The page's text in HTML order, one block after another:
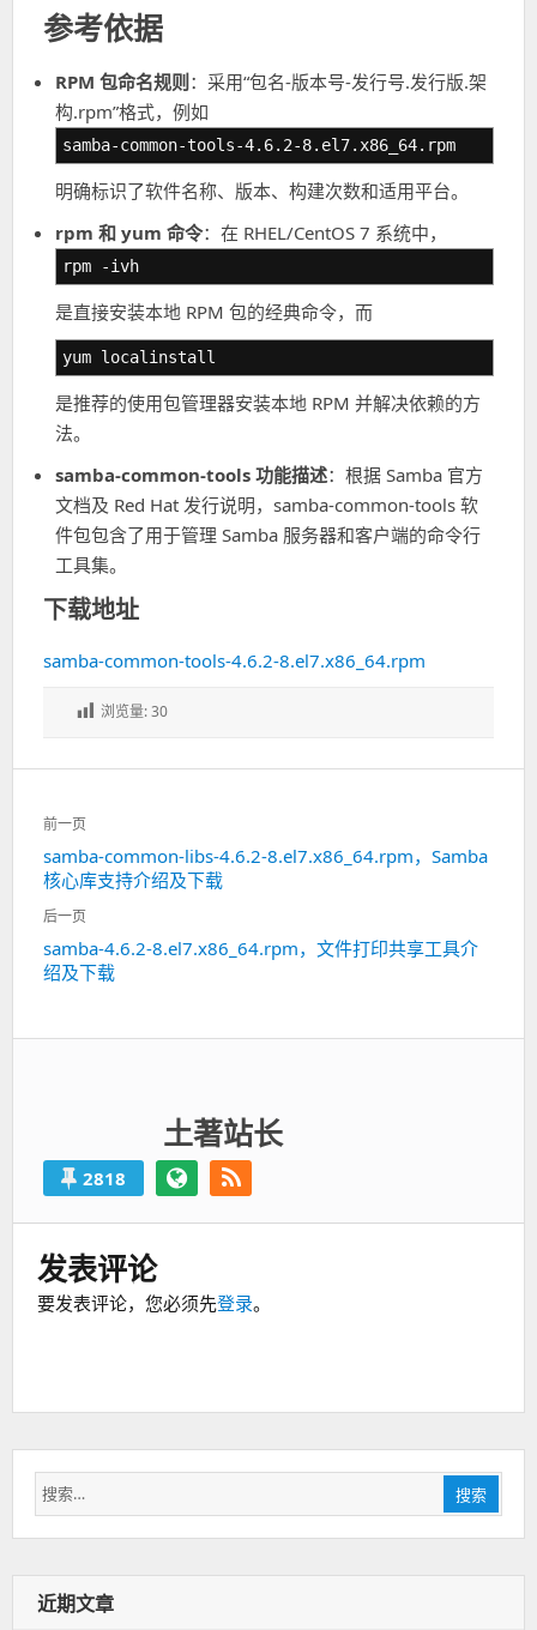
参考依据
RPM 包命名规则 ：采用“包名-版本号-发行号.发行版.架
构.rpm”格式，例如
samba-common-tools-4.6.2-8.el7.x86_64.rpm
明确标识了软件名称、版本、构建次数和适用平台。
rpm 和 yum 命令：在 RHEL/CentOS 7 系统中，
rpm -ivh
是直接安装本地 RPM 包的经典命令，而
yum localinstall
是推荐的使用包管理器安装本地 RPM 并解决依赖的方
法。
samba-common-tools 功能描述：根据 Samba 官方
文档及 Red Hat 发行说明，samba-common-tools 软
件包包含了用于管理 Samba 服务器和客户端的命令行
工具集。
下载地址
samba-common-tools-4.6.2-8.el7.x86_64.rpm
浏览量:30
文
章
导
航
前一页
上
一
篇：
samba-common-libs-4.6.2-8.el7.x86_64.rpm，Samba
核心库支持介绍及下载
后一页
下
一
samba-4.6.2-8.el7.x86_64.rpm，文件打印共享工具介
绍及下载
土著站长
2818
发表评论
要发表评论，您必须先登录。
搜
索：
搜索
近期文章